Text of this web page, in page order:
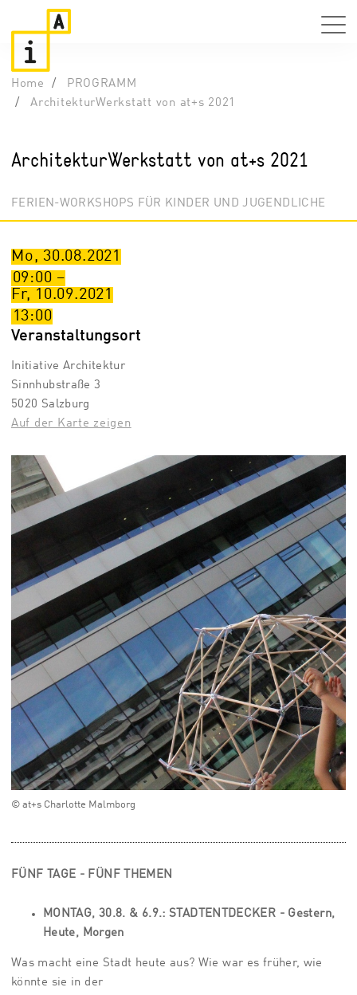
Home
PROGRAMM
ArchitekturWerkstatt von at+s 2021
ArchitekturWerkstatt von at+s 2021
FERIEN-WORKSHOPS FÜR KINDER UND JUGENDLICHE
Mo, 30.08.2021
09:00 –
Fr, 10.09.2021
13:00
Veranstaltungsort
Initiative Architektur
Sinnhubstraße 3
5020 Salzburg
Auf der Karte zeigen
© at+s Charlotte Malmborg
FÜNF TAGE - FÜNF THEMEN
MONTAG, 30.8. & 6.9.: STADTENTDECKER - Gestern,
Heute, Morgen
Was macht eine Stadt heute aus? Wie war es früher, wie
könnte sie in der